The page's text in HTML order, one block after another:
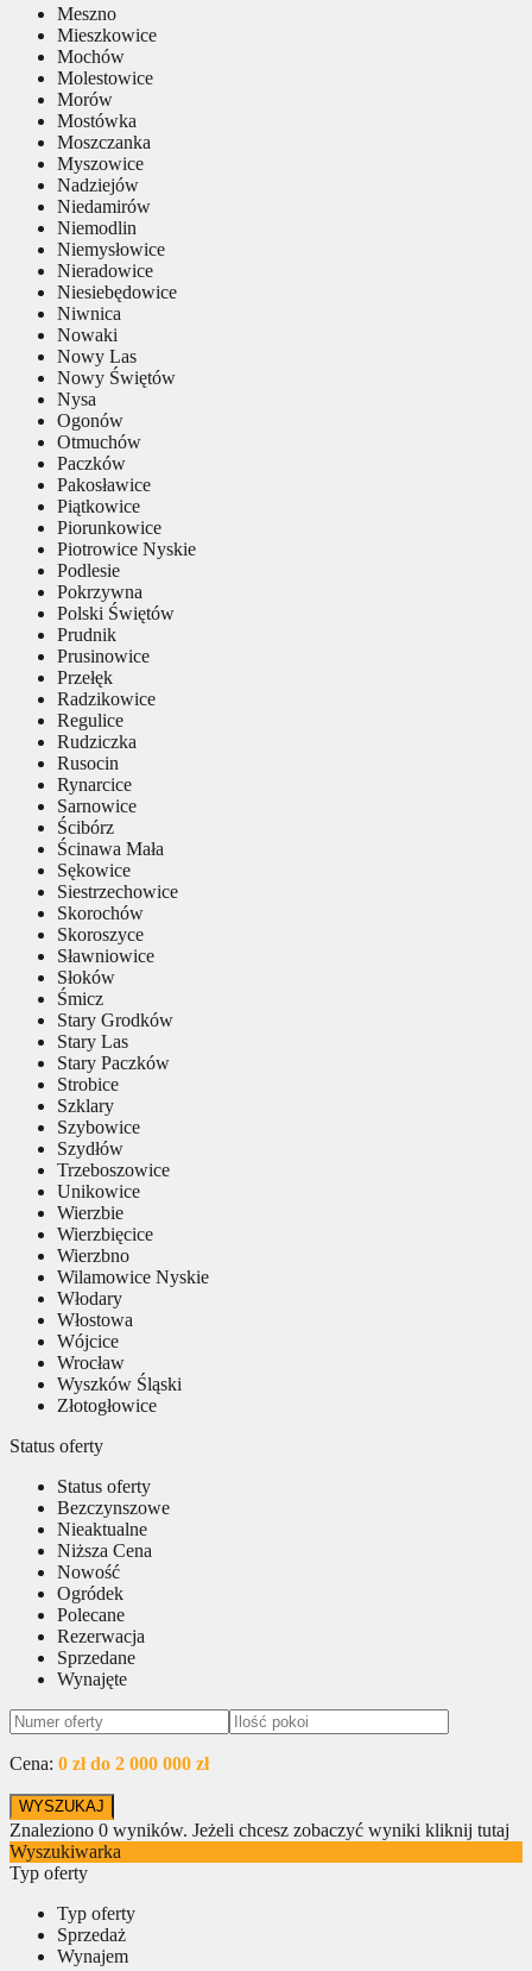
Meszno
Mieszkowice
Mochów
Molestowice
Morów
Mostówka
Moszczanka
Myszowice
Nadziejów
Niedamirów
Niemodlin
Niemysłowice
Nieradowice
Niesiebędowice
Niwnica
Nowaki
Nowy Las
Nowy Świętów
Nysa
Ogonów
Otmuchów
Paczków
Pakosławice
Piątkowice
Piorunkowice
Piotrowice Nyskie
Podlesie
Pokrzywna
Polski Świętów
Prudnik
Prusinowice
Przełęk
Radzikowice
Regulice
Rudziczka
Rusocin
Rynarcice
Sarnowice
Ścibórz
Ścinawa Mała
Sękowice
Siestrzechowice
Skorochów
Skoroszyce
Sławniowice
Słoków
Śmicz
Stary Grodków
Stary Las
Stary Paczków
Strobice
Szklary
Szybowice
Szydłów
Trzeboszowice
Unikowice
Wierzbie
Wierzbięcice
Wierzbno
Wilamowice Nyskie
Włodary
Włostowa
Wójcice
Wrocław
Wyszków Śląski
Złotogłowice
Status oferty
Status oferty
Bezczynszowe
Nieaktualne
Niższa Cena
Nowość
Ogródek
Polecane
Rezerwacja
Sprzedane
Wynajęte
Cena: 0 zł do 2 000 000 zł
Znaleziono 0 wyników. Jeżeli chcesz zobaczyć wyniki kliknij tutaj
Wyszukiwarka
Typ oferty
Typ oferty
Sprzedaż
Wynajem